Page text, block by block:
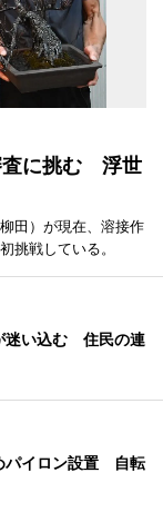
査に挑む 浮世
田）が現在、溶接作
挑戦している。
迷い込む 住民の連
パイロン設置 自転